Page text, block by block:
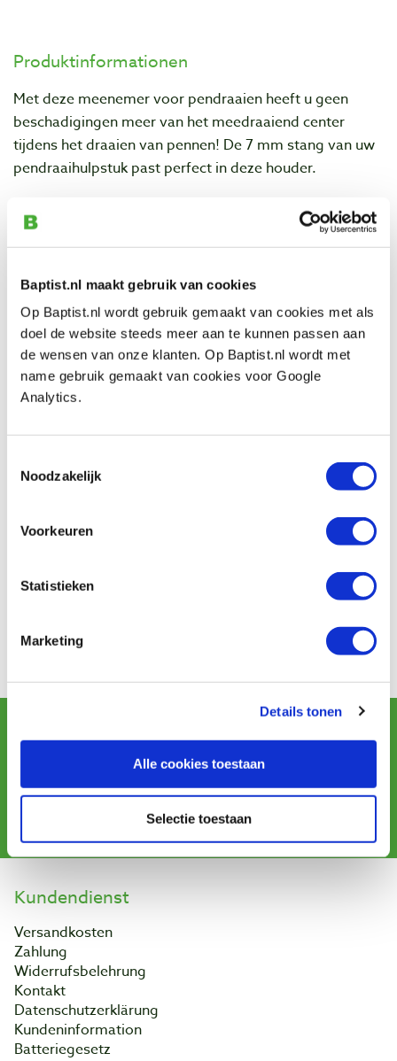
Baptist.nl maakt gebruik van cookies
Op Baptist.nl wordt gebruik gemaakt van cookies met als
doel de website steeds meer aan te kunnen passen aan
de wensen van onze klanten. Op Baptist.nl wordt met
name gebruik gemaakt van cookies voor Google
Analytics.
Noodzakelijk
Voorkeuren
Statistieken
Marketing
Details tonen
Alle cookies toestaan
Selectie toestaan
Produktinformationen
Met deze meenemer voor pendraaien heeft u geen
beschadigingen meer van het meedraaiend center
tijdens het draaien van pennen! De 7 mm stang van uw
pendraaihulpstuk past perfect in deze houder.
Morse conus: 2
Geschikt voor:pennen draaien
Dienstleister zum Einholen von Bewertungen. Trusted
Shops hat Maßnahmen ergriffen, um sicherzustellen,
Mehr
Informationen
und erhalten Sie Angebote, neue Produkte und Tipps.
Abonnieren
Kundendienst
Versandkosten
Zahlung
Widerrufsbelehrung
Kontakt
Datenschutzerklärung
Kundeninformation
Batteriegesetz